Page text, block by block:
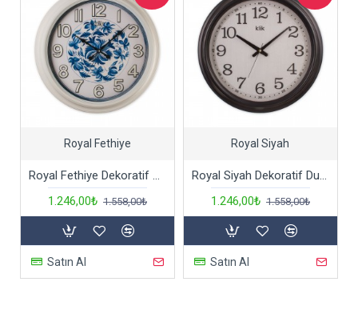
Royal Fethiye
Royal Fethiye Dekoratif Büyük Boy Duvar Saati
1.246,00₺ 1.558,00₺
Satın Al
Royal Siyah
Royal Siyah Dekoratif Duvar Saati
1.246,00₺ 1.558,00₺
Satın Al